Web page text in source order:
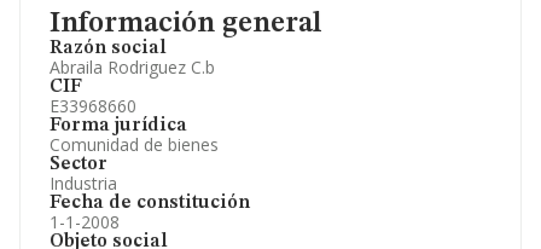
Información general
Razón social
Abraila Rodriguez C.b
CIF
E33968660
Forma jurídica
Comunidad de bienes
Sector
Industria
Fecha de constitución
1-1-2008
Objeto social
Información oficial y registral complementaria.